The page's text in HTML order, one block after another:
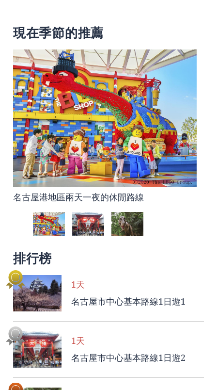
現在季節的推薦
名古屋港地區兩天一夜的休閒路線
名古屋市中心基本路線1日遊2
名古屋全家遊的全天休閒路線
排行榜
1天
名古屋市中心基本路線1日遊1
1天
名古屋市中心基本路線1日遊2